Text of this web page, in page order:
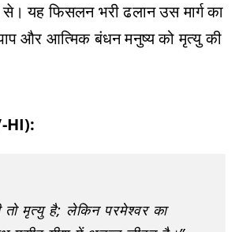
यह फिसलन भरी ढलान उस मार्ग का
और आत्मिक बंधन मनुष्य को मृत्यु की
HI):
तो मृत्यु है; लेकिन परमेश्वर का